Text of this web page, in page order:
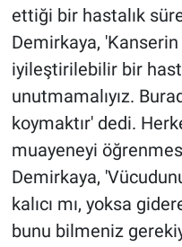
ettiği bir hastalık
Demirkaya,
iyileştirilebilir bir
unutmamalıyız.
koymaktır' dedi.
muayeneyi
Demirkaya,
kalıcı mı, yoksa
bunu bilmeniz